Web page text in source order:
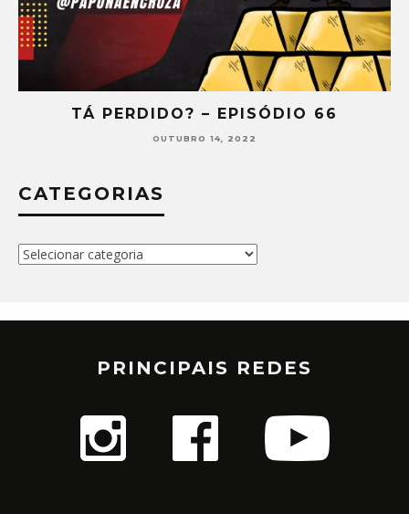
TÁ PERDIDO? – EPISÓDIO 66
OUTUBRO 14, 2022
CATEGORIAS
Categorias
PRINCIPAIS REDES